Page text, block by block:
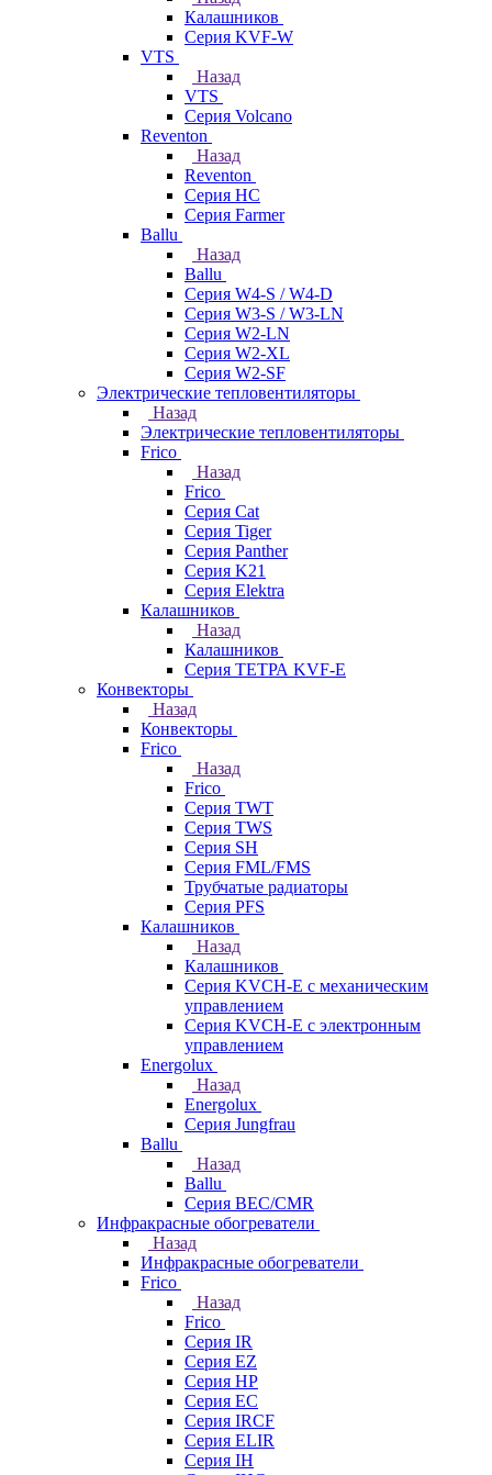
Калашников
Серия KVF-W
VTS
Назад
VTS
Серия Volcano
Reventon
Назад
Reventon
Серия HC
Серия Farmer
Ballu
Назад
Ballu
Серия W4-S / W4-D
Серия W3-S / W3-LN
Серия W2-LN
Серия W2-XL
Серия W2-SF
Электрические тепловентиляторы
Назад
Электрические тепловентиляторы
Frico
Назад
Frico
Серия Cat
Серия Tiger
Серия Panther
Серия K21
Серия Elektra
Калашников
Назад
Калашников
Серия ТЕТРА KVF-E
Конвекторы
Назад
Конвекторы
Frico
Назад
Frico
Серия TWT
Серия TWS
Серия SH
Серия FML/FMS
Трубчатые радиаторы
Серия PFS
Калашников
Назад
Калашников
Серия KVCH-E с механическим
управлением
Серия KVCH-E с электронным
управлением
Energolux
Назад
Energolux
Серия Jungfrau
Ballu
Назад
Ballu
Серия BEC/CMR
Инфракрасные обогреватели
Назад
Инфракрасные обогреватели
Frico
Назад
Frico
Серия IR
Серия EZ
Серия HP
Серия EC
Серия IRCF
Серия ELIR
Серия IH